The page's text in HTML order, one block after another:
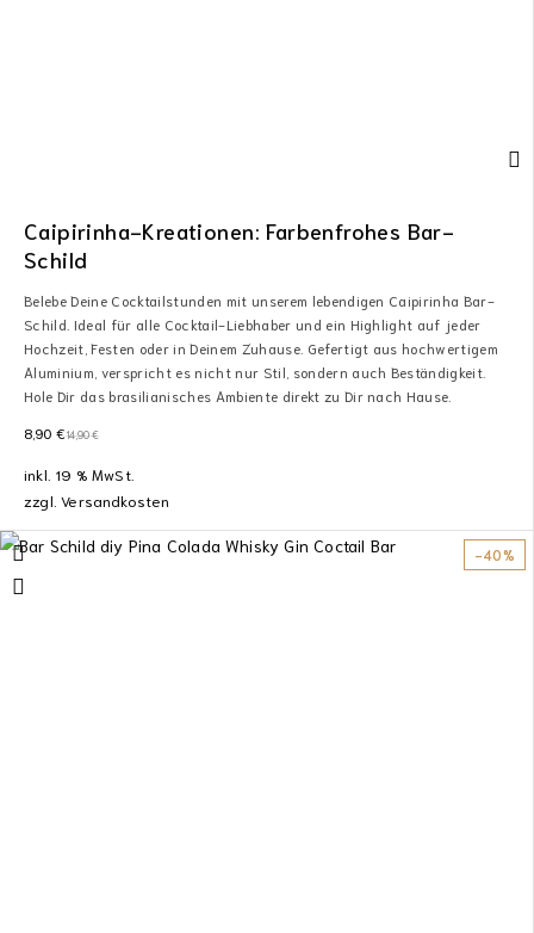
Caipirinha-Kreationen: Farbenfrohes Bar-
Schild
Belebe Deine Cocktailstunden mit unserem lebendigen Caipirinha Bar-
Schild. Ideal für alle Cocktail-Liebhaber und ein Highlight auf jeder
Hochzeit, Festen oder in Deinem Zuhause. Gefertigt aus hochwertigem
Aluminium, verspricht es nicht nur Stil, sondern auch Beständigkeit.
Hole Dir das brasilianisches Ambiente direkt zu Dir nach Hause.
14,90€
8,90 €
inkl. 19 % MwSt.
zzgl.Versandkosten
-40%